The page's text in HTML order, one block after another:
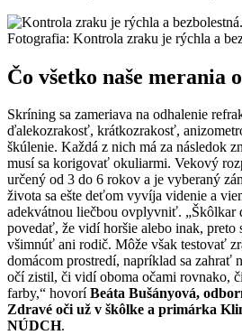
Fotografia: Kontrola zraku je rýchla a
Čo všetko naše merania
Skríning sa zameriava na odhalenie
ďalekozrakosť, krátkozrakosť,
škúlenie. Každá z nich má za následok
musí sa korigovať okuliarmi. Vekový
určený od 3 do 6 rokov a je vyberaný
života sa ešte deťom vyvíja videnie a
adekvátnou liečbou ovplyvniť. „Škôlkar
povedať, že vidí horšie alebo inak, preto
všimnúť ani rodič. Môže však testovať
domácom prostredí, napríklad sa zahrať
očí zistil, či vidí oboma očami rovnako,
farby,“ hovoríBeáta Bušányová,
Zdravé oči už v škôlke a primárka
NÚDCH.